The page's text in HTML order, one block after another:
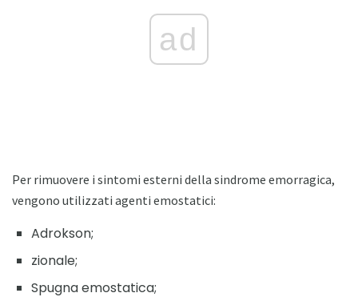
ad
Per rimuovere i sintomi esterni della sindrome emorragica,
vengono utilizzati agenti emostatici:
Adrokson;
zionale;
Spugna emostatica;